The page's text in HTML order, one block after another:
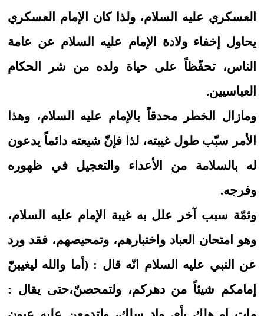
العسكري عليه السلام، ولذا كان الإمام العسكري
يحاول إخفاء ولادة الإمام عليه السلام عن عامة
الناس، تحفّظاً على حياة ولده من شر الحكام
العباسيين.
ومازال الخطر محدقاً بالإمام عليه السلام، وهذا
الأمر سبّب طول غيبته، لذا فإنّ شيعته دائماً يدعون
له بالسلامة من الأعداء والتعجيل في ظهوره
وفرجه.
وثمّة سبب آخر علل به غيبة الإمام عليه السلام،
وهو امتحان العباد واختبارهم، وتمحيصهم، فقد ورد
عن النبي عليه السلام انّه قال : (أما والله ليغيبنّ
إمامكم شيئاً من دهركم، ولتمحصنّ،حتى يقال :